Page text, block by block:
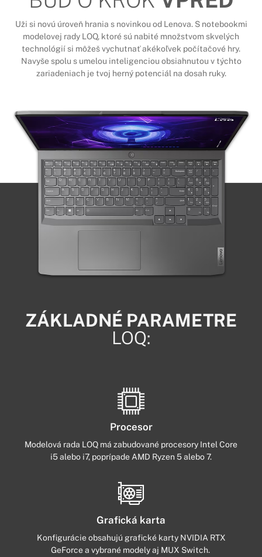
Uži si novú úroveň hrania s novinkou od Lenova. S notebookmi
modelovej rady LOQ, ktoré sú nabité množstvom skvelých
technológií si môžeš vychutnať akékoľvek počítačové hry.
Navyše spolu s umelou inteligenciou obsiahnutou v týchto
zariadeniach je tvoj herný potenciál na dosah ruky.
ZÁKLADNÉ PARAMETRE
LOQ:
Procesor
Modelová rada LOQ má zabudované procesory Intel Core
i5 alebo i7, poprípade AMD Ryzen 5 alebo 7.
Grafická karta
Konfigurácie obsahujú grafické karty NVIDIA RTX
GeForce a vybrané modely aj MUX Switch.